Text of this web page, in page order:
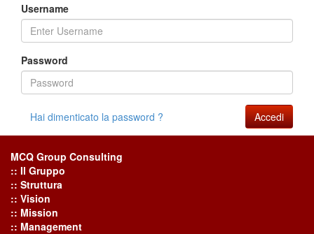
Username
Password
Accedi
Hai dimenticato la password ?
MCQ Group Consulting
:: Il Gruppo
:: Struttura
:: Vision
:: Mission
:: Management